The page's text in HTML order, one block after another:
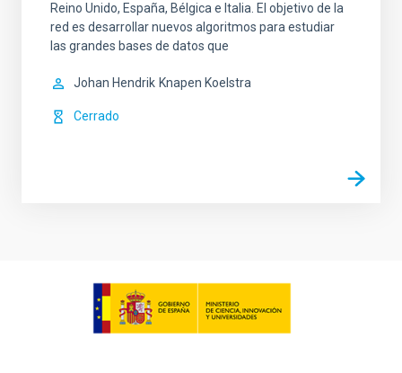
Reino Unido, España, Bélgica e Italia. El objetivo de la
red es desarrollar nuevos algoritmos para estudiar
las grandes bases de datos que
Johan Hendrik Knapen Koelstra
Cerrado